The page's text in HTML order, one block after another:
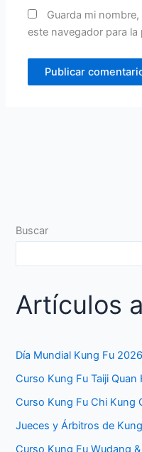
Guarda mi
este navegador para
Buscar
Artículos
Día Mundial Kung Fu 2026
Curso Kung Fu Taiji Quan
Curso Kung Fu Chi Kung
Jueces y Árbitros de
Curso Kung Fu Wudang